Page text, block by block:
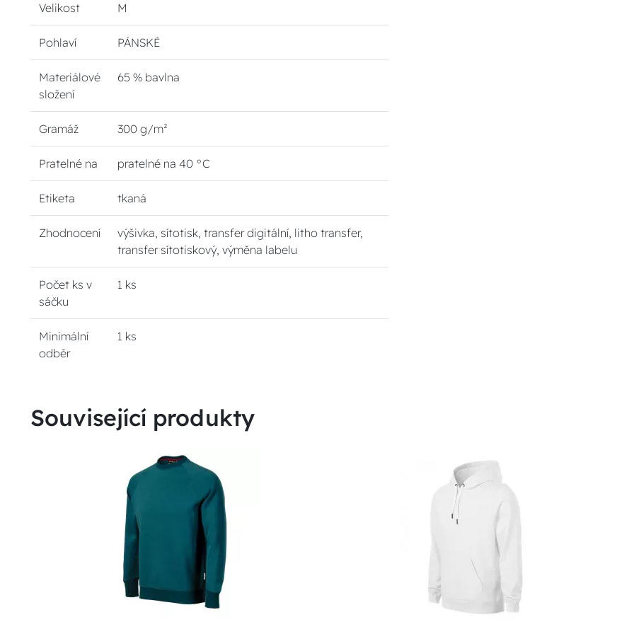
Velikost M
Pohlaví PÁNSKÉ
Materiálové
složení
65 % bavlna
Gramáž 300 g/m²
Pratelné na pratelné na 40 °C
Etiketa tkaná
Zhodnocení
výšivka, sítotisk, transfer digitální, litho transfer,
transfer sítotiskový, výměna labelu
Počet ks v
sáčku
1 ks
Minimální
odběr
1 ks
Související produkty